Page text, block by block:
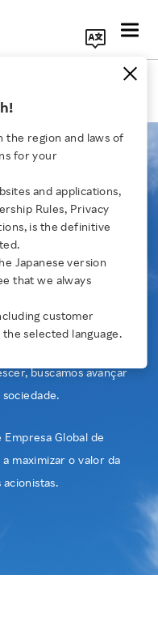
the region and laws of
for your
and applications,
Rules, Privacy
is the definitive
Japanese version
that we always
customer
selected language.
é contribuir para a
da inovação e do
buscamos avançar
Global de
maximizar o valor da
acionistas.